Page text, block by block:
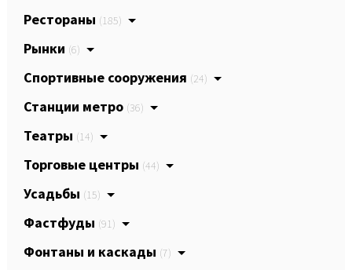
Рестораны (185)
Рынки (6)
Спортивные сооружения (24)
Станции метро (36)
Театры (14)
Торговые центры (44)
Усадьбы (15)
Фастфуды (91)
Фонтаны и каскады (7)